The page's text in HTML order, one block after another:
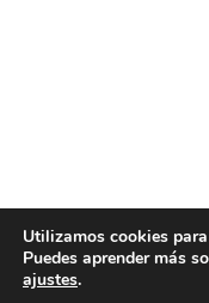
Utilizamos cookies
Puedes aprender más
ajustes.